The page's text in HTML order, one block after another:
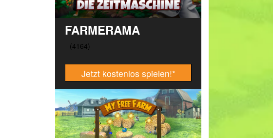
FARMERAMA
Jetzt kostenlos spielen!*